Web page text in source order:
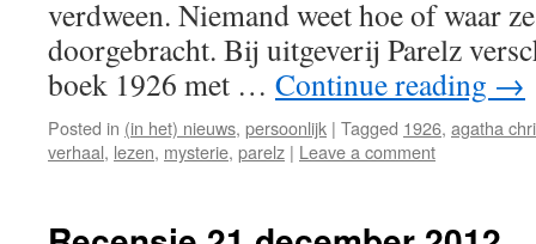
verdween. Niemand weet hoe of waar
doorgebracht. Bij uitgeverij Parelz
boek 1926 met … Continue reading →
Posted in (in het) nieuws, persoonlijk | Tagged 1926, agatha
verhaal, lezen, mysterie, parelz | Leave a comment